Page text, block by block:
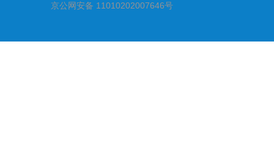
京公网安备 11010202007646号